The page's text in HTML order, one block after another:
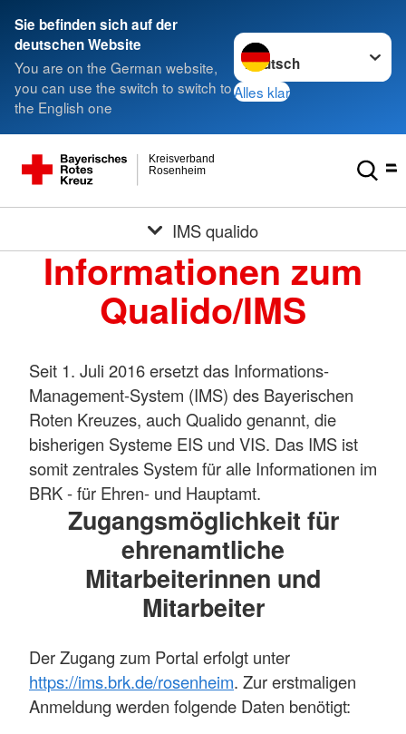
Sie befinden sich auf der
deutschen Website
You are on the German website,
you can use the switch to switch to
the English one
Sprache wechseln zu
Alles klar
Rosenheim
Kreisverband
IMS qualido
Informationen zum
Qualido/IMS
Seit 1. Juli 2016 ersetzt das Informations-
Management-System (IMS) des Bayerischen
Roten Kreuzes, auch Qualido genannt, die
bisherigen Systeme EIS und VIS. Das IMS ist
somit zentrales System für alle Informationen im
BRK - für Ehren- und Hauptamt.
Zugangsmöglichkeit für
ehrenamtliche
Mitarbeiterinnen und
Mitarbeiter
Der Zugang zum Portal erfolgt unter
https://ims.brk.de/rosenheim. Zur erstmaligen
Anmeldung werden folgende Daten benötigt: